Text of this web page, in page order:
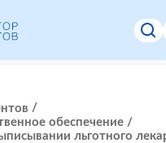
обеспечение
льготного